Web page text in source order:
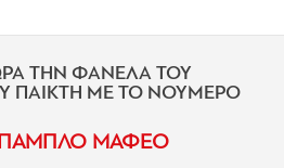
ΤΗΝ ΦΑΝΕΛΑ ΤΟΥ
ΠΑΙΚΤΗ ΜΕ ΤΟ ΝΟΥΜΕΡΟ
ΜΑΦΕΟ